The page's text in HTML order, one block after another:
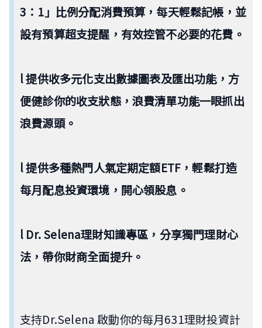
3：1」比例分配消費預算，每天輕鬆記帳，並
設有預算超支提醒，有效控管不必要的花費。
l 提供收多元化支出數據圖表及匯出功能，方
便健診你的收支狀態，浪費清單功能一眼抓出
浪費源頭。
l 提供多種熱門人氣定期定額ETF，輕鬆打造
每月配息投資環境，開心領股息。
l Dr. Selena理財知識專區，分享獨門理財心
法，帶你財商全面提升。
支持Dr.Selena 啟動你的每月631理財投資計